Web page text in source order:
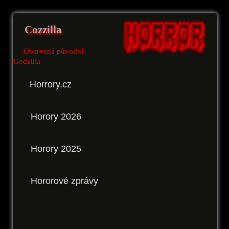
Cozzilla
Obarvená původní
Godzilla
Horrory.cz
Horory 2026
Horory 2025
Hororové zprávy